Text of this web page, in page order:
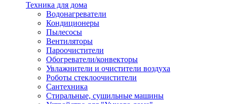
Техника для дома
Водонагреватели
Кондиционеры
Пылесосы
Вентиляторы
Пароочистители
Обогреватели/конвекторы
Увлажнители и очистители воздуха
Роботы стеклоочистители
Сантехника
Стиральные, сушильные машины